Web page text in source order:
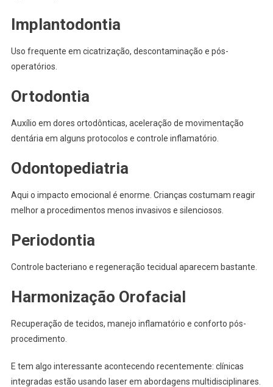
Implantodontia
Uso frequente em cicatrização, descontaminação e pós-
operatórios.
Ortodontia
Auxílio em dores ortodônticas, aceleração de movimentação
dentária em alguns protocolos e controle inflamatório.
Odontopediatria
Aqui o impacto emocional é enorme. Crianças costumam reagir
melhor a procedimentos menos invasivos e silenciosos.
Periodontia
Controle bacteriano e regeneração tecidual aparecem bastante.
Harmonização Orofacial
Recuperação de tecidos, manejo inflamatório e conforto pós-
procedimento.
E tem algo interessante acontecendo recentemente: clínicas
integradas estão usando laser em abordagens multidisciplinares.